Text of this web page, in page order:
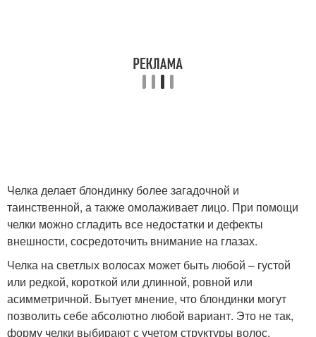
Челка делает блондинку более загадочной и
таинственной, а также омолаживает лицо. При помощи
челки можно сгладить все недостатки и дефекты
внешности, сосредоточить внимание на глазах.
Челка на светлых волосах может быть любой – густой
или редкой, короткой или длинной, ровной или
асимметричной. Бытует мнение, что блондинки могут
позволить себе абсолютно любой вариант. Это не так,
форму челки выбирают с учетом структуры волос,